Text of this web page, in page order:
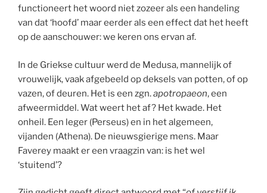
functioneert het woord niet zozeer als een handeling
van dat ‘hoofd’ maar eerder als een effect dat het heeft
op de aanschouwer: we keren ons ervan af.
In de Griekse cultuur werd de Medusa, mannelijk of
vrouwelijk, vaak afgebeeld op deksels van potten, of op
vazen, of deuren. Het is een zgn.apotropaeon, een
afweermiddel. Wat weert het af? Het kwade. Het
onheil. Een leger (Perseus) en in het algemeen,
vijanden (Athena). De nieuwsgierige mens. Maar
Faverey maakt er een vraagzin van: is het wel
‘stuitend’?